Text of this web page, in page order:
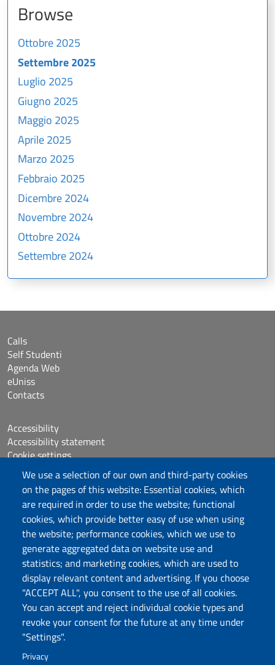
We use a selection of our own and third-party cookies
on the pages of this website: Essential cookies, which
are required in order to use the website; functional
cookies, which provide better easy of use when using
the website; performance cookies, which we use to
generate aggregated data on website use and
statistics; and marketing cookies, which are used to
display relevant content and advertising. If you choose
"ACCEPT ALL", you consent to the use of all cookies.
You can accept and reject individual cookie types and
revoke your consent for the future at any time under
"Settings".
Privacy
Browse
Ottobre 2025
Settembre 2025
Luglio 2025
Giugno 2025
Maggio 2025
Aprile 2025
Marzo 2025
Febbraio 2025
Dicembre 2024
Novembre 2024
Ottobre 2024
Settembre 2024
DADU – Dipartimento di Architettura, Design e
Urbanistica
Università degli Studi di Sassari
Palazzo del Pou Salit – Piazza Duomo,
6- 07041 Alghero
dip.architettura.design.urbanistica@pec.uniss.it
Calls
Self Studenti
Agenda Web
eUniss
Contacts
Accessibility
Accessibility statement
Cookie settings
Sitemap
Protocollo
Follow us